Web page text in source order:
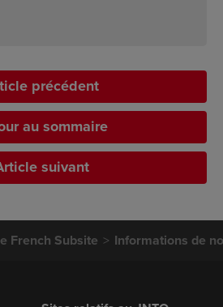
précédent
au sommaire
suivant
French Subsite Informations de